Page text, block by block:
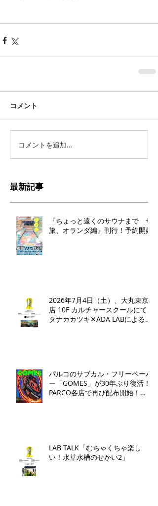
コメント
コメントを追加…
最新記事
『ちょっと遠くのサウナまで サ
旅、オランダ編』刊行！予約開始
2026年7月4日（土）、大丸東京
店 10F カルチャースクールにて、
タナカカツキ✕ADA LABによるト
パルコのサブカル・フリーペーパ
ー「GOMES」が30年ぶり復活！
PARCO各店で再び配布開始！​
LAB TALK「むちゃくちゃ楽し
い！水草水槽のせかい2」